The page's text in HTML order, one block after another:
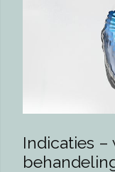
Indicaties –